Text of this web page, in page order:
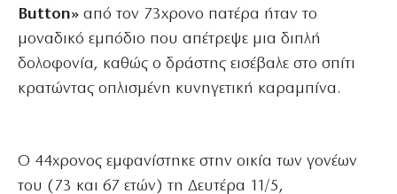
Button» από τον 73χρονο πατέρα ήταν το
μοναδικό εμπόδιο που απέτρεψε μια διπλή
δολοφονία, καθώς ο δράστης εισέβαλε στο σπίτι
κρατώντας οπλισμένη κυνηγετική καραμπίνα.
Ο 44χρονος εμφανίστηκε στην οικία των γονέων
του (73 και 67 ετών) τη Δευτέρα 11/5,